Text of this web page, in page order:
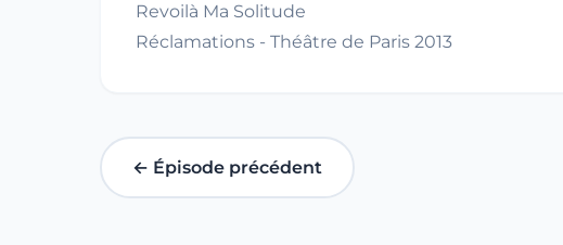
Revoilà Ma Solitude
Réclamations - Théâtre de Paris 2013
← Épisode précédent